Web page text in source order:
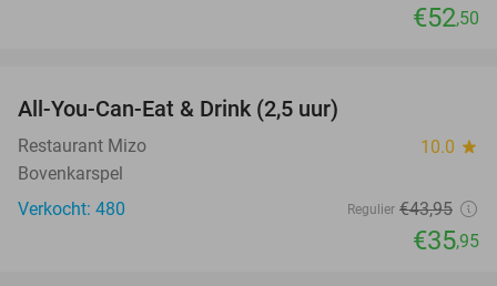
€52,50
All-You-Can-Eat & Drink (2,5 uur)
Restaurant Mizo 10.0 star
Bovenkarspel
Verkocht: 480
Regulier €43,95
€35,95